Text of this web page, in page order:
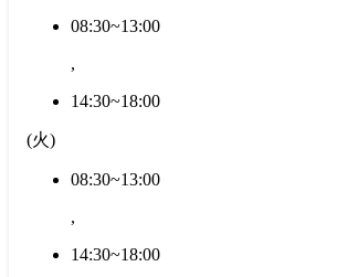
08:30~13:00
,
14:30~18:00
(火)
08:30~13:00
,
14:30~18:00